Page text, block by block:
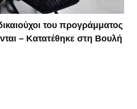
του προγράμματος
– Κατατέθηκε στη Βουλή